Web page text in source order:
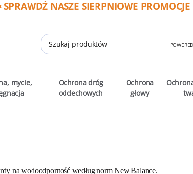
NASZE SIERPNIOWE
mycie,
Ochrona dróg
oddechowych
Ochrona
głowy
na wodoodporność według norm New Balance.